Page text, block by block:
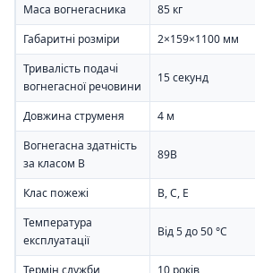
Маса вогнегасника
85 кг
Габаритні розміри
2×159×1100 мм
Тривалість подачі
вогнегасної речовини
15 секунд
Довжина струменя
4 м
Вогнегасна здатність
за класом B
89B
Клас пожежі
B, C, E
Температура
експлуатації
Від 5 до 50 °C
Термін служби 10 років